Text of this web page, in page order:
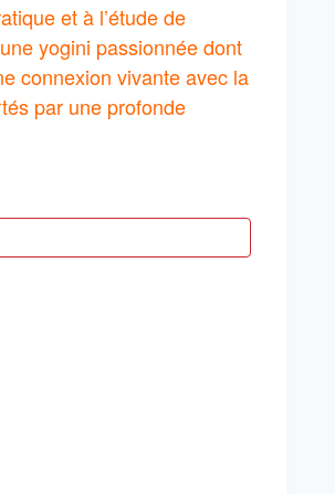
et à l’étude de
yogini passionnée dont
connexion vivante avec la
par une profonde